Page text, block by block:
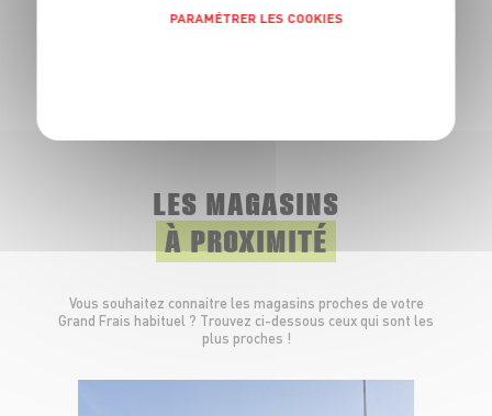
LES MAGASINS
À PROXIMITÉ
Vous souhaitez connaitre les magasins proches de votre
Grand Frais habituel ? Trouvez ci-dessous ceux qui sont les
plus proches !
PARAMÉTRER LES COOKIES